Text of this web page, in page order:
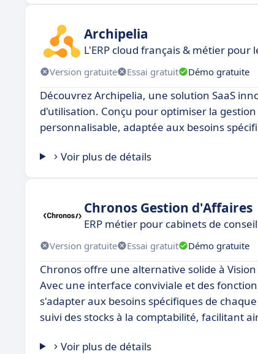
Archipelia
L'ERP cloud français & métier pour
Version gratuite Essai gratuit Démo gratuite
Découvrez Archipelia, une solution SaaS
d'utilisation. Conçu pour optimiser la
personnalisable, adaptée aux besoins
Voir plus de détails
Chronos Gestion d'Affaires
ERP métier pour cabinets de
Version gratuite Essai gratuit Démo gratuite
Chronos offre une alternative solide à
Avec une interface conviviale et des
s'adapter aux besoins spécifiques de
suivi des stocks à la comptabilité, facilitant
Voir plus de détails